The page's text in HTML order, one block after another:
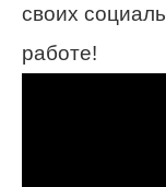
своих
работе!